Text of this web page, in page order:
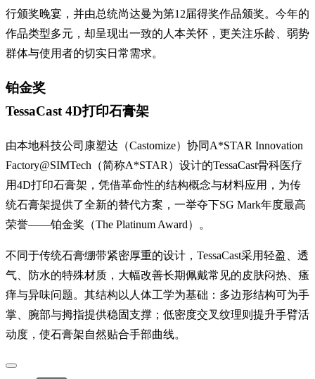
行颁奖晚宴，并由总统尚达曼为第12届得奖作品颁奖。今年的
作品类型多元，却呈现出一致的人本关怀，更关注乐龄、弱势
群体与使用者的切实日常需求。
铂金奖
TessaCast 4D打印石膏架
由本地科技公司康塑达（Castomize）协同A*STAR Innovation
Factory@SIMTech（简称A*STAR）设计的TessaCast骨科医疗
用4D打印石膏架，凭借革命性的结构概念与材料应用，为传
统石膏架提供了全新的替代方案，一举夺下SG Mark年度最高
荣誉——铂金奖（The Platinum Award）。
不同于传统石膏绷带紧密厚重的设计，TessaCast采用轻盈、透
气、防水的特殊材质，大幅改善长期佩戴常见的皮肤闷热、瘙
痒与异味问题。其结构以人体工学为基础：多边形结构可为手
掌、腕部与拇指提供稳固支撑；低密度交叉纹理则提升手臂活
动度，使石膏架自然贴合手部曲线。